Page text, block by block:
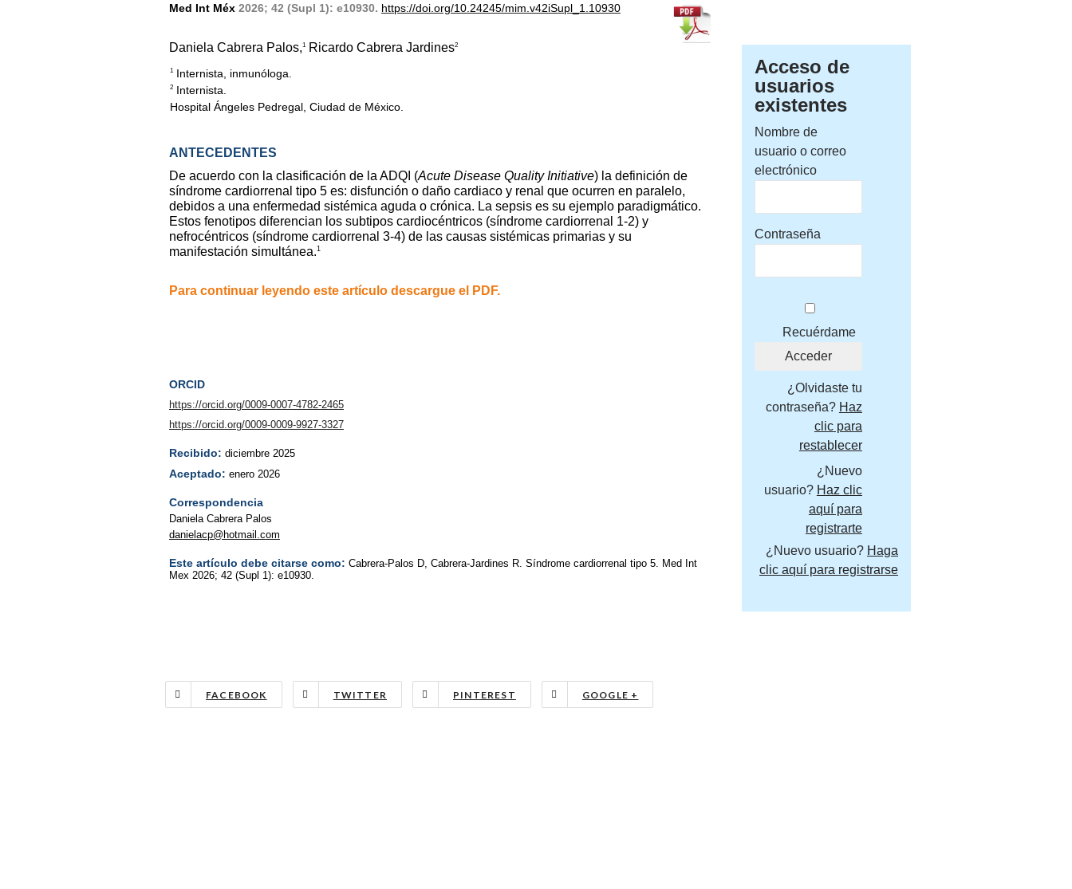
Med Int Méx 2026; 42 (Supl 1): e10930. https://doi.org/10.24245/mim.v42iSupl_1.10930
Daniela Cabrera Palos,1 Ricardo Cabrera Jardines2
1 Internista, inmunóloga.
2 Internista.
Hospital Ángeles Pedregal, Ciudad de México.
ANTECEDENTES
De acuerdo con la clasificación de la ADQI (Acute Disease Quality Initiative) la definición de
síndrome cardiorrenal tipo 5 es: disfunción o daño cardiaco y renal que ocurren en paralelo,
debidos a una enfermedad sistémica aguda o crónica. La sepsis es su ejemplo paradigmático.
Estos fenotipos diferencian los subtipos cardiocéntricos (síndrome cardiorrenal 1-2) y
nefrocéntricos (síndrome cardiorrenal 3-4) de las causas sistémicas primarias y su
manifestación simultánea.1
Para continuar leyendo este artículo descargue el PDF.
ORCID
https://orcid.org/0009-0007-4782-2465
https://orcid.org/0009-0009-9927-3327
Recibido: diciembre 2025
Aceptado: enero 2026
Correspondencia
Daniela Cabrera Palos
danielacp@hotmail.com
Este artículo debe citarse como: Cabrera-Palos D, Cabrera-Jardines R. Síndrome cardiorrenal tipo 5. Med Int
Mex 2026; 42 (Supl 1): e10930.
FACEBOOK TWITTER PINTEREST GOOGLE +
Acceso de
usuarios
existentes
Nombre de
usuario o correo
electrónico
Contraseña
Recuérdame
¿Olvidaste tu
contraseña? Haz
clic para
restablecer
¿Nuevo
usuario? Haz clic
aquí para
registrarte
¿Nuevo usuario? Haga
clic aquí para registrarse